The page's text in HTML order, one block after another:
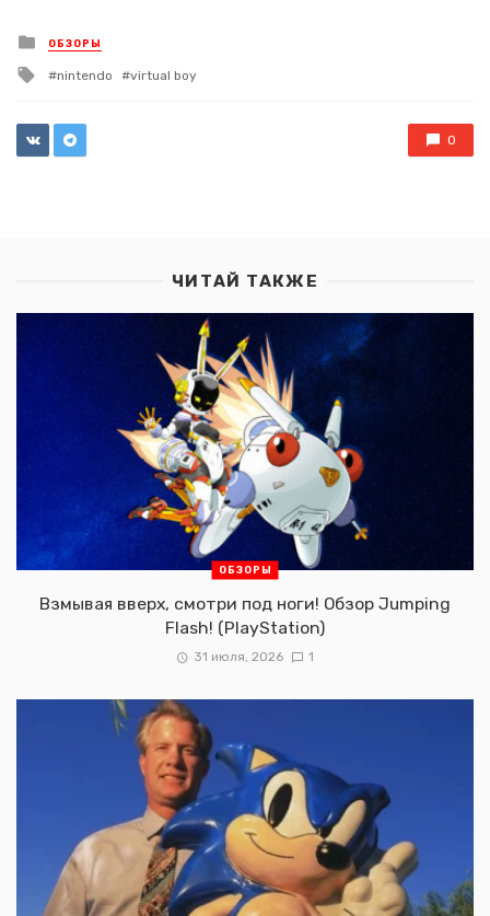
Posted
in
ОБЗОРЫ
Tagged
nintendo virtual boy
0
ЧИТАЙ ТАКЖЕ
ОБЗОРЫ
Взмывая вверх, смотри под ноги! Обзор Jumping
Flash! (PlayStation)
31 июля, 2026 1